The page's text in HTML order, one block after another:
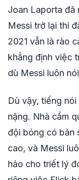
Joan Laporta đã
Messi trở lại thi
2021 vẫn là rào
khẳng định việc
dù Messi luôn
Dù vậy, tiếng
nặng. Nhà cầm
đội bóng có bản
cao, và Messi
hảo cho triết lý